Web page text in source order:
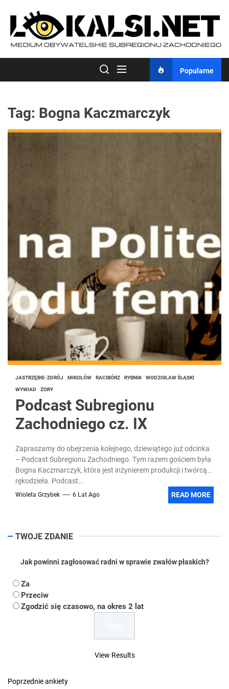
content
Popularne
Tag: Bogna Kaczmarczyk
JASTRZĘBIE-ZDRÓJ MIKOŁÓW RACIBÓRZ RYBNIK WODZISŁAW ŚLĄSKI
WYWIAD ŻORY
Podcast Subregionu
Zachodniego cz. IX
Zapraszamy do obejrzenia kolejnego, dziewiątego już odcinka
– Podcast Subregionu Zachodniego. Tym razem gościem była
Bogna Kaczmarczyk, która jest inżynierem produkcji i twórcą
rękodzieła. Podcast...
Wioleta Grzybek 6 Lat Ago READ MORE
TWOJE ZDANIE
Jak powinni zagłosować radni w sprawie zwałów płaskich?
Za
Przeciw
Zgodzić się czasowo, na okres 2 lat
View Results
Poprzednie ankiety